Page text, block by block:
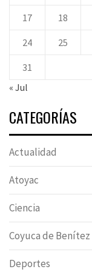
17 18
24 25
31
« Jul
CATEGORÍAS
Actualidad
Atoyac
Ciencia
Coyuca de Benítez
Deportes